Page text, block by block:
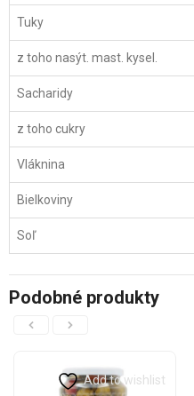
Tuky
z toho nasýt. mast. kysel.
Sacharidy
z toho cukry
Vláknina
Bielkoviny
Soľ
Podobné produkty
Add to wishlist